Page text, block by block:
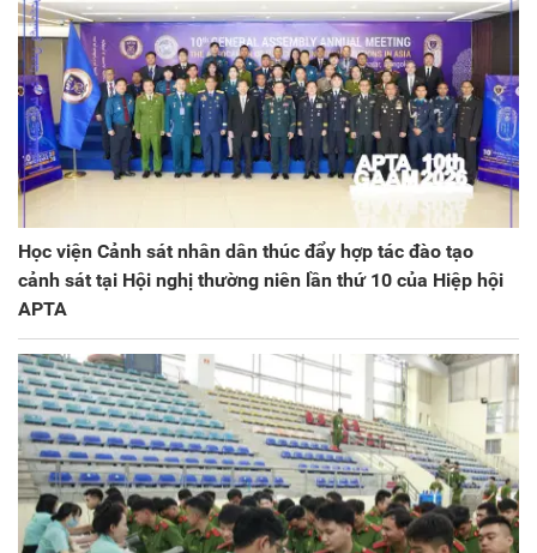
Học viện Cảnh sát nhân dân thúc đẩy hợp tác đào tạo
cảnh sát tại Hội nghị thường niên lần thứ 10 của Hiệp hội
APTA